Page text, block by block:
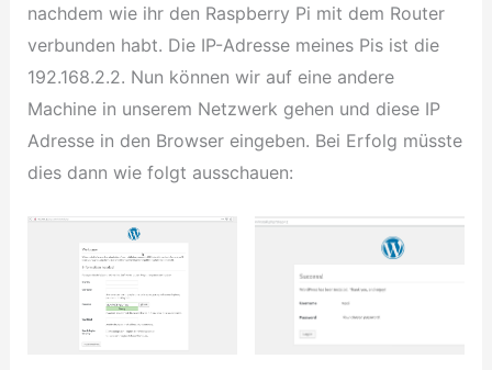
nachdem wie ihr den Raspberry Pi mit dem Router
verbunden habt. Die IP-Adresse meines Pis ist die
192.168.2.2. Nun können wir auf eine andere
Machine in unserem Netzwerk gehen und diese IP
Adresse in den Browser eingeben. Bei Erfolg müsste
dies dann wie folgt ausschauen: